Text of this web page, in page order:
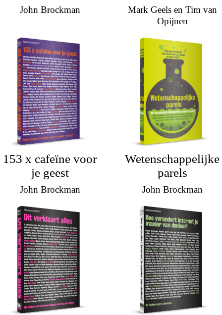
John Brockman
Mark Geels en Tim van
Opijnen
153 x cafeïne voor
je geest
John Brockman
Wetenschappelijke
parels
John Brockman